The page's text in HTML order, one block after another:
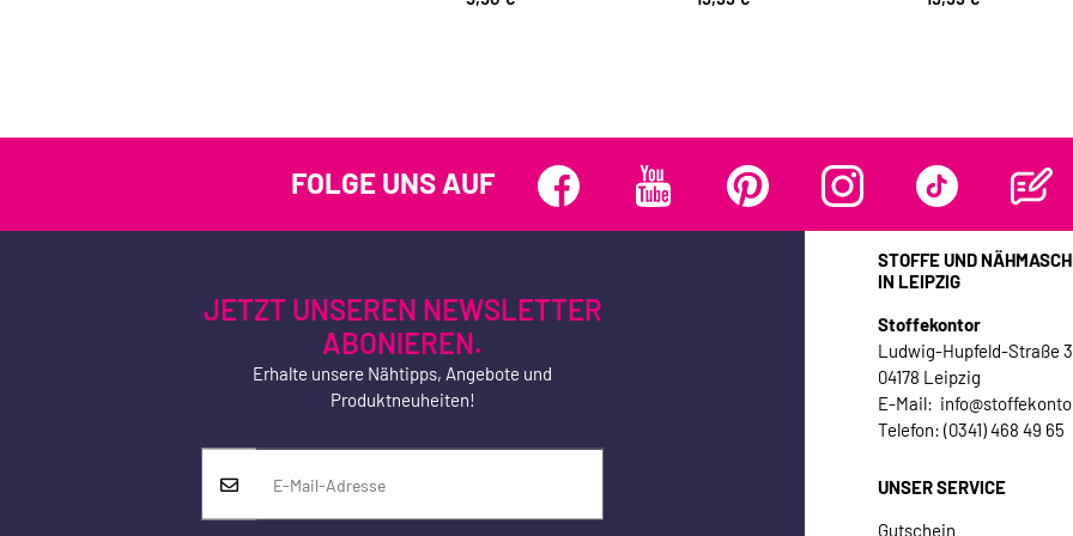
FOLGE UNS AUF
JETZT UNSEREN NEWSLETTER
ABONIEREN.
Erhalte unsere Nähtipps, Angebote und
Produktneuheiten!
STOFFE UND
IN LEIPZIG
Stoffekontor
Ludwig-Hupfeld-Straße
04178 Leipzig
E-Mail:
Telefon: (0341) 468 49 65
UNSER SERVICE
Gutschein